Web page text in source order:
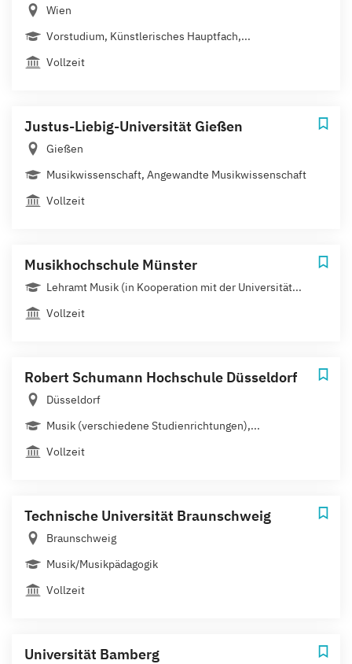
Wien
Vorstudium, Künstlerisches Hauptfach,...
Vollzeit
Justus-Liebig-Universität Gießen
Gießen
Musikwissenschaft, Angewandte Musikwissenschaft
Vollzeit
Musikhochschule Münster
Lehramt Musik (in Kooperation mit der Universität...
Vollzeit
Robert Schumann Hochschule Düsseldorf
Düsseldorf
Musik (verschiedene Studienrichtungen),...
Vollzeit
Technische Universität Braunschweig
Braunschweig
Musik/Musikpädagogik
Vollzeit
Universität Bamberg